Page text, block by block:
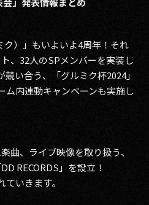
ク）」もいよいよ4周年！それ
、32人のSPメンバーを実装し
い合う、「グルミク杯2024」
ム内連動キャンペーンも実施し
曲、ライブ映像を取り扱う、
RECORDS」を設立！
いきます。